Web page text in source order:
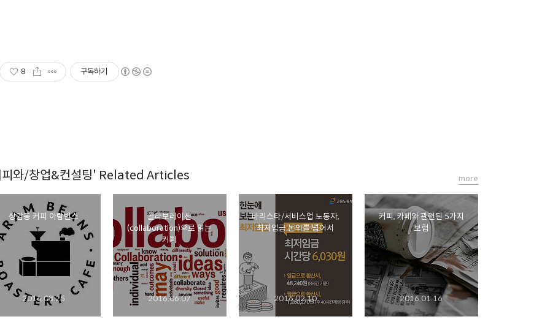
8 구독하기
와/창업&컨설팅' Related Articles
상암동 커피 아람빈스
2016.08.25
콜라보레이션
(collaboration)으로 읽는
커피
2016.06.07
바리스타/서비스업 노동자,
최저임금 논의를 넘어서
2016.02.10
커피, 카페와 관련된 5가지
보험
2016.01.16
more